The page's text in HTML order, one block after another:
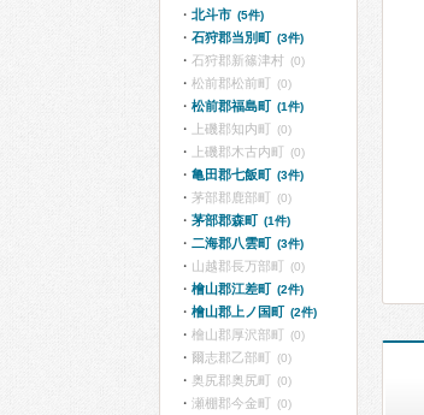
北斗市 (5件)
石狩郡当別町 (3件)
石狩郡新篠津村 (0)
松前郡松前町 (0)
松前郡福島町 (1件)
上磯郡知内町 (0)
上磯郡木古内町 (0)
亀田郡七飯町 (3件)
茅部郡鹿部町 (0)
茅部郡森町 (1件)
二海郡八雲町 (3件)
山越郡長万部町 (0)
檜山郡江差町 (2件)
檜山郡上ノ国町 (2件)
檜山郡厚沢部町 (0)
爾志郡乙部町 (0)
奥尻郡奥尻町 (0)
瀬棚郡今金町 (0)